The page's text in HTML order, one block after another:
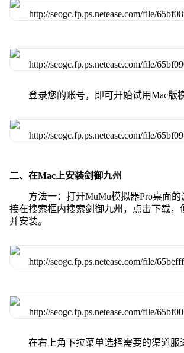
登录您的账号，即可开始试用Mac版
二、在Mac上安装剑御九州
方法一：打开MuMu模拟器Pro桌面
接在搜索框内搜索剑御九州，点击下载，
并安装。
在右上角下拉菜单选择需要的渠道服